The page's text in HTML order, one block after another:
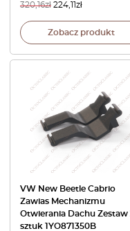
320,16zł 224,11zł
Zobacz produkt
VW New Beetle Cabrio
Zawias Mechanizmu
Otwierania Dachu Zestaw
sztuk 1YO871350B